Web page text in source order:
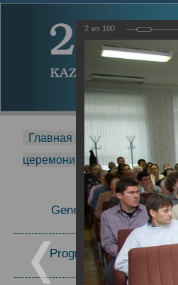
Главная страница -
церемонии вручения
General Information
Program Committee
2 из 100